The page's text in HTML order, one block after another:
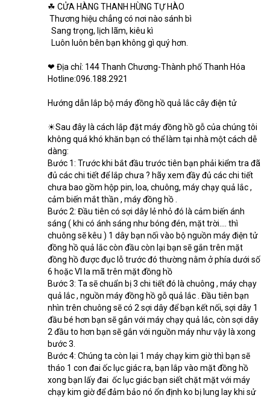
☘ CỬA HÀNG THANH HÙNG TỰ HÀO
Thương hiệu chẳng có nơi nào sánh bì
  Sang trọng, lịch lãm, kiêu kì
  Luôn luôn bên bạn không gì quý hơn.
❤ Địa chỉ: 144 Thanh Chương-Thành phố Thanh Hóa
Hotline:096.188.2921
Hướng dẫn lắp bộ máy đồng hồ quả lắc cây điện tử
☀Sau đây là cách lắp đặt máy đồng hồ gỗ của chúng tôi
không quá khó khăn bạn có thể làm tại nhà một cách dễ
dàng:
Bước 1: Trước khi bắt đầu trước tiên bạn phải kiểm tra đã
đủ các chi tiết để lắp chưa ? hãy xem đầy đủ các chi tiết
chưa bao gồm hộp pin, loa, chuông, máy chạy quả lắc ,
cảm biến mắt thần , máy đồng hồ .
Bước 2: Đầu tiên có sợi dây lẻ nhỏ đó là cảm biến ánh
sáng ( khi có ánh sáng như bóng đén, mặt trời…. thì
chuông sẽ kêu ) 1 dây bạn nối vào bộ nguồn máy điện tử
đồng hồ quả lắc còn đầu còn lại bạn sẽ gắn trên mặt
đồng hồ được đục lỗ trước đó thường nằm ở phía dưới số
6 hoặc VI la mã trên mặt đồng hồ
Bước 3: Ta sẽ chuẩn bị 3 chi tiết đó là chuông , máy chạy
quả lắc , nguồn máy đồng hồ gỗ quả lắc . Đầu tiên bạn
nhìn trên chuông sẽ có 2 sợi dây để bạn kết nối, sợi dây 1
đầu bé hơn bạn sẽ gắn với máy chạy quả lắc, còn sợi dây
2 đầu to hơn bạn sẽ gắn với nguồn máy như vậy là xong
bước 3.
Bước 4: Chúng ta còn lại 1 máy chạy kim giờ thì bạn sẽ
tháo 1 con đai ốc lục giác ra, bạn lắp vào mặt đồng hồ
xong bạn lấy đai  ốc lục giác bạn siết chặt mặt với máy
chạy kim giờ để đảm bảo nó ổn định ko bị lung lay khi sử